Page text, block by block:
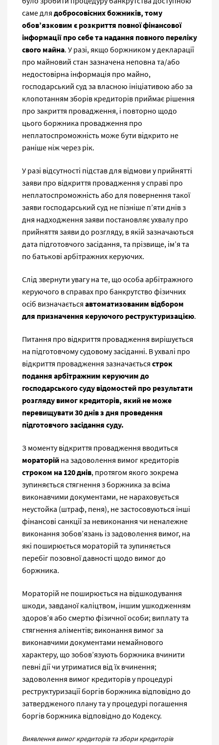
саме для добросовісних божників, тому
обов’язковим є розкриття повної фінансової
інформації про себе та надання повного переліку
свого майна. У разі, якщо боржником у декларації
про майновий стан зазначена неповна та/або
недостовірна інформація про майно,
господарський суд за власною ініціативою або за
клопотанням зборів кредиторів приймає рішення
про закриття провадження, і повторно щодо
цього боржника провадження про
неплатоспроможність може бути відкрито не
раніше ніж через рік.
У разі відсутності підстав для відмови у прийнятті
заяви про відкриття провадження у справі про
неплатоспроможність або для повернення такої
заяви господарський суд не пізніше п’яти днів з
дня надходження заяви постановляє ухвалу про
прийняття заяви до розгляду, в якій зазначаються
дата підготовчого засідання, та прізвище, ім’я та
по батькові арбітражних керуючих.
Слід звернути увагу на те, що особа арбітражного
керуючого в справах про банкрутство фізичних
осіб визначається автоматизованим відбором
для призначення керуючого реструктуризацією.
Питання про відкриття провадження вирішується
на підготовчому судовому засіданні. В ухвалі про
відкриття провадження зазначається строк
подання арбітражним керуючим до
господарського суду відомостей про результати
розгляду вимог кредиторів, який не може
перевищувати 30 днів з дня проведення
підготовчого засідання суду.
З моменту відкриття провадження вводиться
мораторій на задоволення вимог кредиторів
строком на 120 днів, протягом якого зокрема
зупиняється стягнення з боржника за всіма
виконавчими документами, не нараховується
неустойка (штраф, пеня), не застосовуються інші
фінансові санкції за невиконання чи неналежне
виконання зобов’язань із задоволення вимог, на
які поширюється мораторій та зупиняється
перебіг позовної давності щодо вимог до
боржника.
Мораторій не поширюється на відшкодування
шкоди, завданої каліцтвом, іншим ушкодженням
здоров’я або смертю фізичної особи; виплату та
стягнення аліментів; виконання вимог за
виконавчими документами немайнового
характеру, що зобов’язують боржника вчинити
певні дії чи утриматися від їх вчинення;
задоволення вимог кредиторів у процедурі
реструктуризації боргів боржника відповідно до
затвердженого плану та у процедурі погашення
боргів боржника відповідно до Кодексу.
Виявлення вимог кредиторів та збори кредиторів